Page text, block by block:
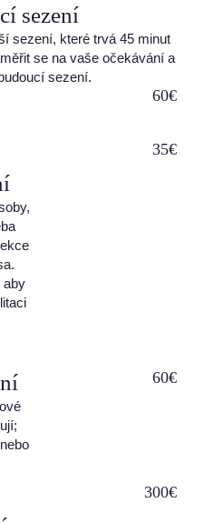
sezení
sezení, které trvá 45 minut
se na vaše očekávání a
sezení.
60€
aby
35€
60€
300€